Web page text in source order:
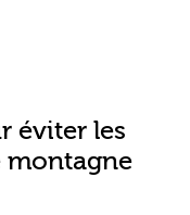
éviter les
montagne